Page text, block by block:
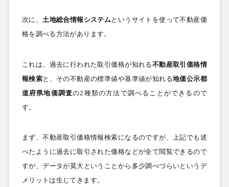
次に、土地総合情報システムというサイトを使って不動産価
格を調べる方法があります。
これは、過去に行われた取引価格が知れる不動産取引価格情
報検索と、その不動産の標準値や基準値が知れる地価公示都
道府県地価調査の2 種類の方法で調べることができるので
す。
まず、不動産取引価格情報検索になるのですが、上記でも述
べたように過去に取引された価格などが全て閲覧できるので
すが、データが莫大ということから多少調べづらいというデ
メリットは生じてきます。